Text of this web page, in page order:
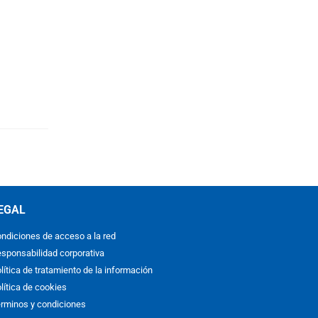
de acceso a la red
corporativa
de tratamiento de la información
de cookies
y condiciones